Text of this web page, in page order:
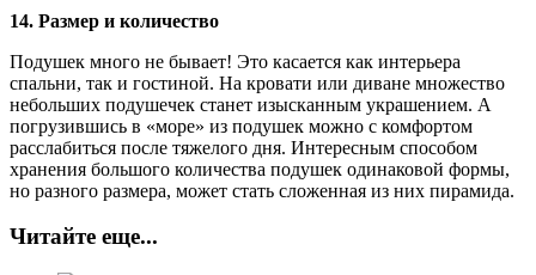
14. Размер и количество
Подушек много не бывает! Это касается как интерьера
спальни, так и гостиной. На кровати или диване множество
небольших подушечек станет изысканным украшением. А
погрузившись в «море» из подушек можно с комфортом
расслабиться после тяжелого дня. Интересным способом
хранения большого количества подушек одинаковой формы,
но разного размера, может стать сложенная из них пирамида.
Читайте еще...